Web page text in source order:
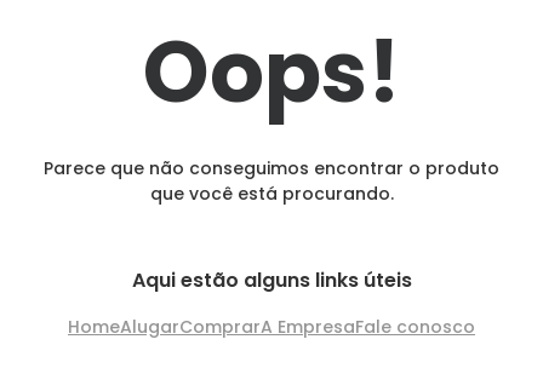
Oops!
Parece que não conseguimos encontrar o produto
que você está procurando.
Aqui estão alguns links úteis
HomeAlugarComprarA EmpresaFale conosco